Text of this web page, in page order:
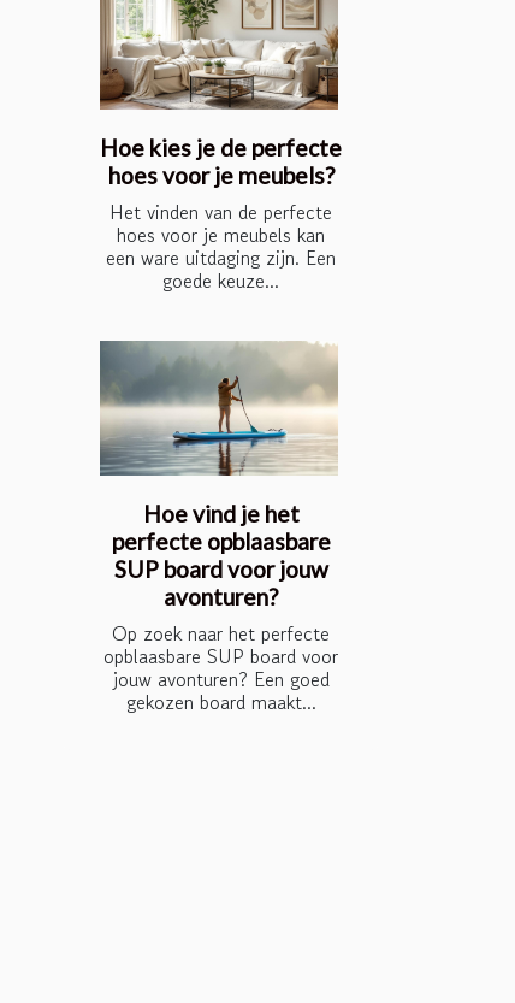
Hoe kies je de perfecte
hoes voor je meubels?
Het vinden van de perfecte
hoes voor je meubels kan
een ware uitdaging zijn. Een
goede keuze...
Hoe vind je het
perfecte opblaasbare
SUP board voor jouw
avonturen?
Op zoek naar het perfecte
opblaasbare SUP board voor
jouw avonturen? Een goed
gekozen board maakt...